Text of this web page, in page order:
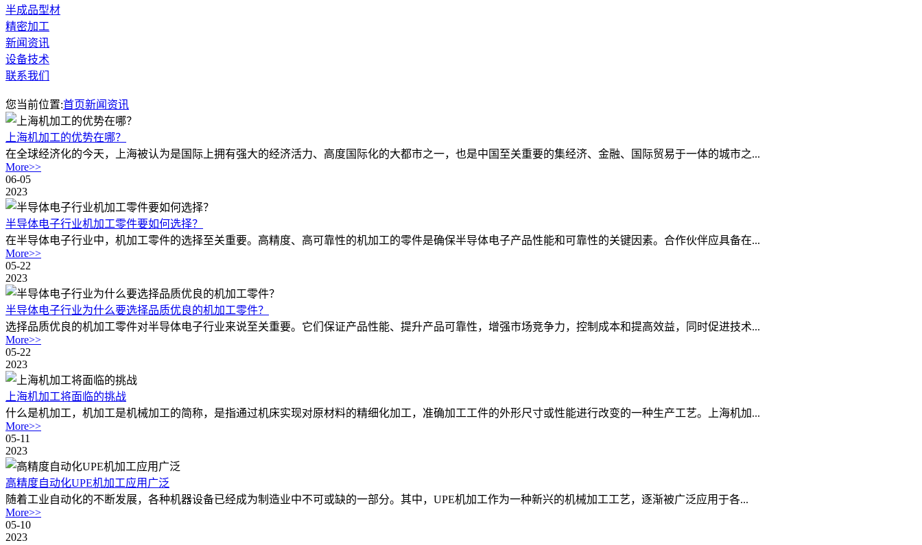
半成品型材
精密加工
新闻资讯
设备技术
联系我们
您当前位置:首页新闻资讯
上海机加工的优势在哪？
在全球经济化的今天，上海被认为是国际上拥有强大的经济活力、高度国际化的大都市之一，也是中国至关重要的集经济、金融、国际贸易于一体的城市之...
More>>
06-05
2023
半导体电子行业机加工零件要如何选择？
在半导体电子行业中，机加工零件的选择至关重要。高精度、高可靠性的机加工的零件是确保半导体电子产品性能和可靠性的关键因素。合作伙伴应具备在...
More>>
05-22
2023
半导体电子行业为什么要选择品质优良的机加工零件？
选择品质优良的机加工零件对半导体电子行业来说至关重要。它们保证产品性能、提升产品可靠性，增强市场竞争力，控制成本和提高效益，同时促进技术...
More>>
05-22
2023
上海机加工将面临的挑战
什么是机加工，机加工是机械加工的简称，是指通过机床实现对原材料的精细化加工，准确加工工件的外形尺寸或性能进行改变的一种生产工艺。上海机加...
More>>
05-11
2023
高精度自动化UPE机加工应用广泛
随着工业自动化的不断发展，各种机器设备已经成为制造业中不可或缺的一部分。其中，UPE机加工作为一种新兴的机械加工工艺，逐渐被广泛应用于各...
More>>
05-10
2023